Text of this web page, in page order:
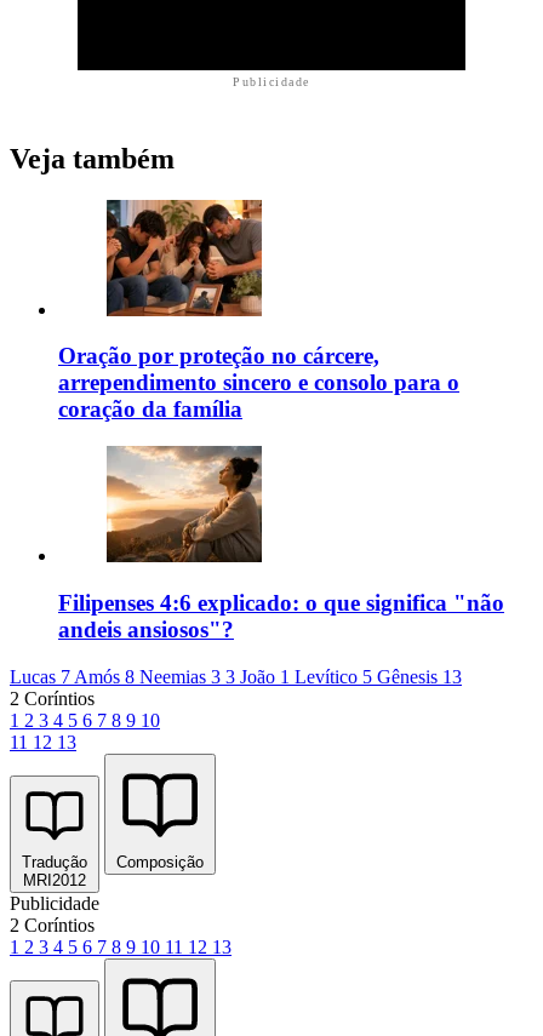
Publicidade
Veja também
Oração por proteção no cárcere,
arrependimento sincero e consolo para o
coração da família
Filipenses 4:6 explicado: o que significa "não
andeis ansiosos"?
Lucas 7 Amós 8 Neemias 3 3 João 1 Levítico 5 Gênesis 13
2 Coríntios
1 2 3 4 5 6 7 8 9 10
11 12 13
Tradução
MRI2012
Composição
Publicidade
2 Coríntios
1 2 3 4 5 6 7 8 9 10 11 12 13